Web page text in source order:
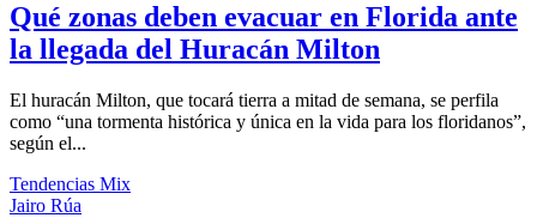
Qué zonas deben evacuar en Florida ante
la llegada del Huracán Milton
El huracán Milton, que tocará tierra a mitad de semana, se perfila
como “una tormenta histórica y única en la vida para los floridanos”,
según el...
Tendencias Mix
Jairo Rúa